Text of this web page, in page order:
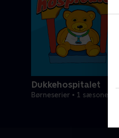
Dukkehospitalet
Børneserier • 1 sæsoner